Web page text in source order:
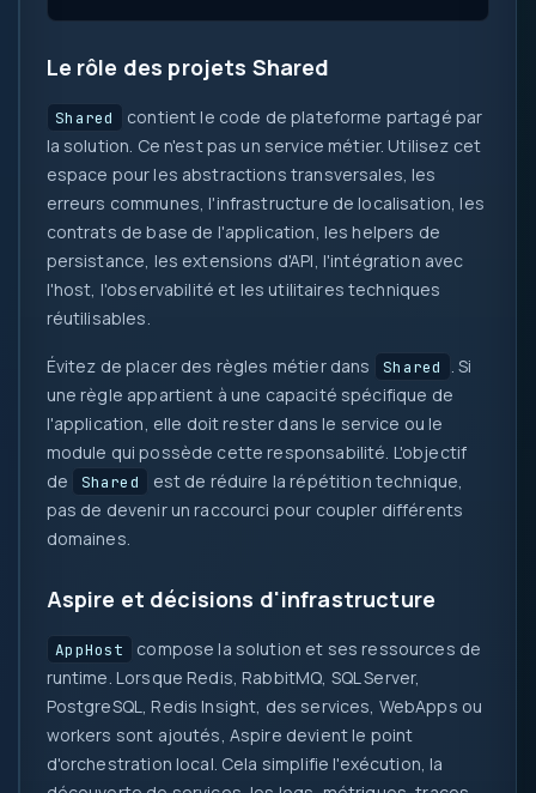
Le rôle des projets Shared
Shared
contient le code de plateforme partagé par
la solution. Ce n'est pas un service métier. Utilisez cet
espace pour les abstractions transversales, les
erreurs communes, l'infrastructure de localisation, les
contrats de base de l'application, les helpers de
persistance, les extensions d'API, l'intégration avec
l'host, l'observabilité et les utilitaires techniques
réutilisables.
Évitez de placer des règles métier dans Shared
. Si
une règle appartient à une capacité spécifique de
l'application, elle doit rester dans le service ou le
module qui possède cette responsabilité. L'objectif
de
Shared
est de réduire la répétition technique,
pas de devenir un raccourci pour coupler différents
domaines.
Aspire et décisions d'infrastructure
AppHost
compose la solution et ses ressources de
runtime. Lorsque Redis, RabbitMQ, SQL Server,
PostgreSQL, Redis Insight, des services, WebApps ou
workers sont ajoutés, Aspire devient le point
d'orchestration local. Cela simplifie l'exécution, la